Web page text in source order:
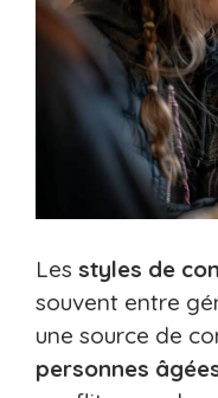
Les styles de
souvent entre
une source de
personnes